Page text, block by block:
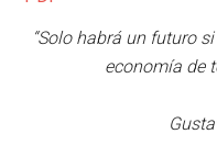
“Solo habrá un futuro
economía de